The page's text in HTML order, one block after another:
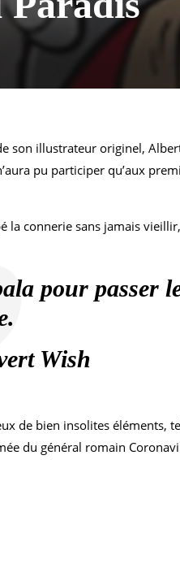
son illustrateur originel,
pu participer qu’aux
connerie sans jamais
pour passer
Wish
de bien insolites éléments,
du général romain